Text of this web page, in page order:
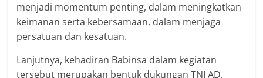
menjadi momentum penting, dalam meningkatkan
keimanan serta kebersamaan, dalam menjaga
persatuan dan kesatuan.
Lanjutnya, kehadiran Babinsa dalam kegiatan
tersebut merupakan bentuk dukungan TNI AD,